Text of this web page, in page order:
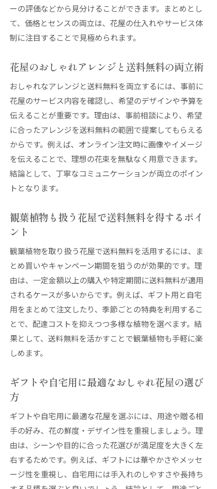
ーの評価などから見分けることができます。まとめとし
て、価格とセンスの両立は、花屋の仕入れやサービス体
制に注目することで見極められます。
花屋のおしゃれアレンジと送料無料の両立術
おしゃれなアレンジと送料無料を両立するには、事前に
花屋のサービス内容を確認し、希望のデザインや予算を
伝えることが重要です。理由は、事前相談により、希望
に合ったアレンジを送料無料の範囲で提案してもらえる
からです。例えば、オンライン注文時に画像やイメージ
を伝えることで、理想の花束を無駄なく用意できます。
結論として、丁寧なコミュニケーションが両立のポイン
トとなります。
観葉植物も扱う花屋で送料無料を得するポイ
ント
観葉植物を取り扱う花屋で送料無料を活用するには、ま
とめ買いやキャンペーン期間を狙うのが効果的です。理
由は、一定金額以上の購入や特定期間に送料無料が適用
されるケースが多いからです。例えば、ギフト用と自宅
用をまとめて注文したり、季節ごとの特典を利用するこ
とで、配達コストを抑えつつ多様な植物を選べます。結
果として、送料無料を活かすことで観葉植物も手軽に楽
しめます。
ギフトや自宅用に最適なおしゃれ花屋の選び
方
ギフトや自宅用に最適な花屋を選ぶには、用途や贈る相
手の好み、花の鮮度・デザイン性を重視しましょう。理
由は、シーンや目的に合った花選びが満足度を大きく左
右するためです。例えば、ギフトには華やかさやメッセ
ージ性を重視し、自宅用には手入れのしやすさや長持ち